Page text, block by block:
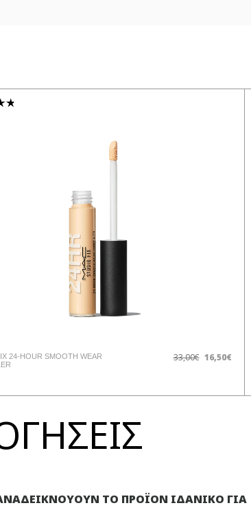
24-HOUR SMOOTH WEAR
33,00€ 16,50€
ΤΟ ΠΡΟΪΟΝ ΙΔΑΝΙΚΟ ΓΙΑ